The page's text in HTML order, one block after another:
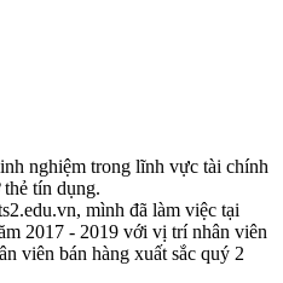
nghiệm trong lĩnh vực tài chính
tín dụng.
mình đã làm việc tại
2017 - 2019 với vị trí nhân viên
viên bán hàng xuất sắc quý 2